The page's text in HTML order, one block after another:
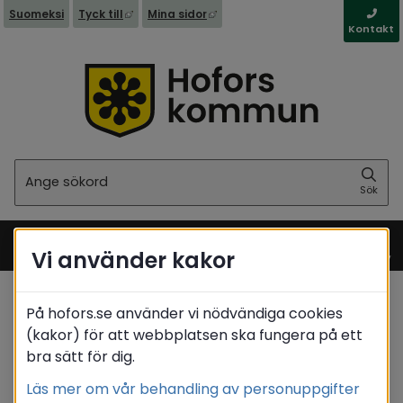
Suomeksi Tyck till Länk till annan webbplats, öppnas i nytt
Mina sidor Länk till annan webbplats,
Kontakt
Sök
Meny
Startsida
Stöd & omsorg
/
Omsorg för personer med
funktionsnedsättning
/ Gruppbostaden Orion
Vi använder kakor
På hofors.se använder vi nödvändiga cookies
(kakor) för att webbplatsen ska fungera på ett
bra sätt för dig.
Läs mer om vår behandling av personuppgifter